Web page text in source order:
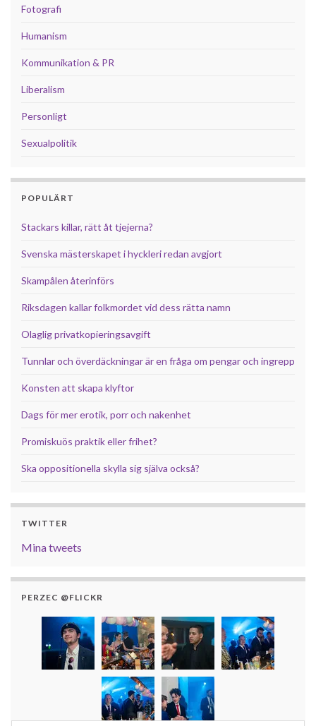
Fotografi
Humanism
Kommunikation & PR
Liberalism
Personligt
Sexualpolitik
POPULÄRT
Stackars killar, rätt åt tjejerna?
Svenska mästerskapet i hyckleri redan avgjort
Skampålen återinförs
Riksdagen kallar folkmordet vid dess rätta namn
Olaglig privatkopieringsavgift
Tunnlar och överdäckningar är en fråga om pengar och ingrepp
Konsten att skapa klyftor
Dags för mer erotik, porr och nakenhet
Promiskuös praktik eller frihet?
Ska oppositionella skylla sig själva också?
TWITTER
Mina tweets
PERZEC @FLICKR